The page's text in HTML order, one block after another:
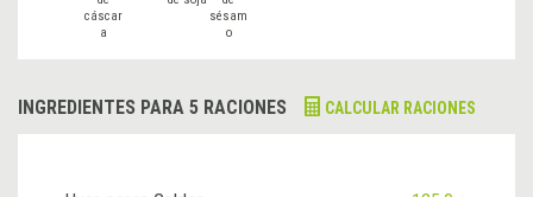
cáscar
a
sésam
o
INGREDIENTES PARA 5 RACIONES CALCULAR RACIONES